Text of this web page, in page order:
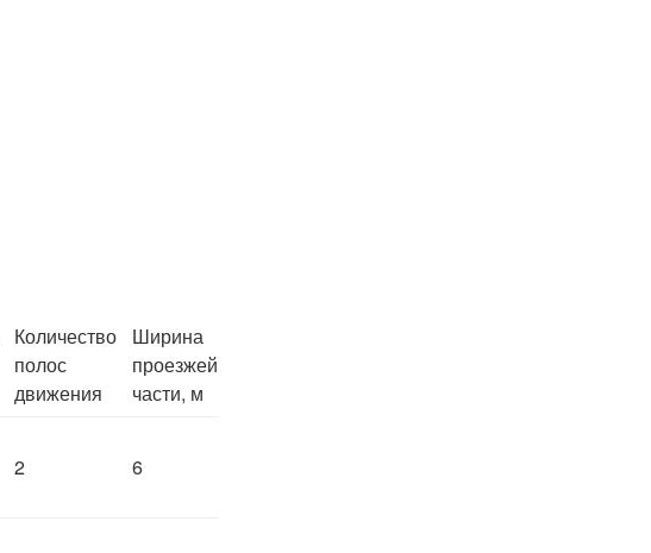
Количество
полос
движения
Ширина
проезжей
части, м
2 6